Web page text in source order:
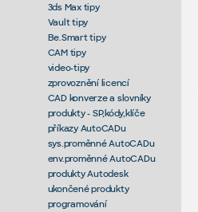
3ds Max tipy
Vault tipy
Be.Smart tipy
CAM tipy
video-tipy
zprovoznění licencí
CAD konverze a slovníky
produkty - SP,kódy,klíče
příkazy AutoCADu
sys.proměnné AutoCADu
env.proměnné AutoCADu
produkty Autodesk
ukončené produkty
programování